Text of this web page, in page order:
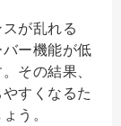
が乱れる
ー機能が低
その結果、
すくなるた
う。